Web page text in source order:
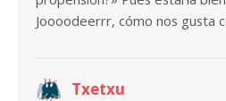
Joooodeerrr, cómo nos gusta
Txetxu